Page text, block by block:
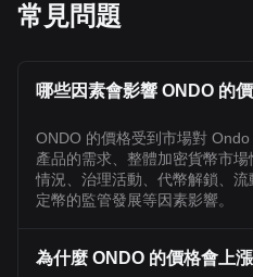
常見問題
哪些因素會影響 ONDO 的
ONDO 的價格受到市場對
產品的需求、整體加密貨幣市
情況、治理活動、代幣解鎖、
定幣的監管發展等因素影響。
為什麼 ONDO 的價格會上